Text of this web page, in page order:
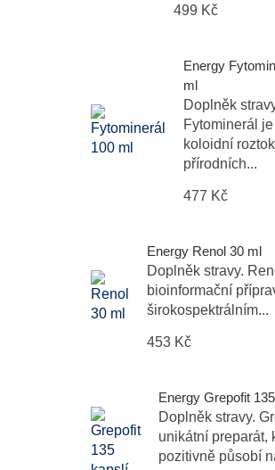
499 Kč
Energy
ml
Doplněk
Fytominerál je
koloidní roztok
přírodních...
477 Kč
Energy Renol 30 ml
Doplněk stravy.
bioinformační
širokospektrálním...
453 Kč
Energy Grepofit
Doplněk stravy.
unikátní preparát,
pozitivně působí